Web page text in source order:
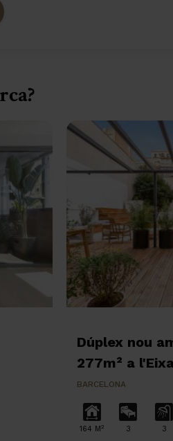
Dúplex nou
277m² a
BARCELONA
164 M2 3 3